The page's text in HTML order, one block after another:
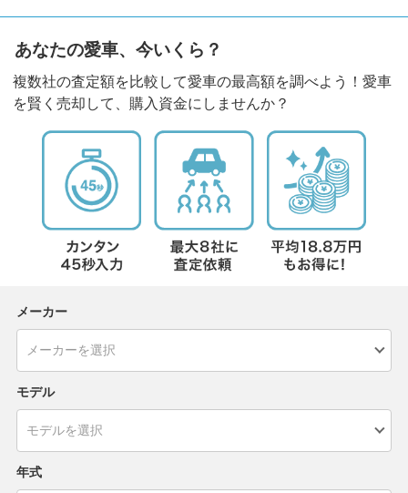
あなたの愛車、今いくら？
複数社の査定額を比較して愛車の最高額を調べよう！愛車
を賢く売却して、購入資金にしませんか？
メーカー
モデル
年式